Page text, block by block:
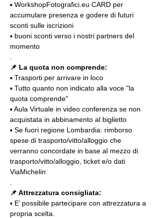
▪️ WorkshopFotografici.eu CARD per
accumulare presenza e godere di futuri
sconti sulle iscrizioni
▪️ buoni sconti verso i nostri partners del
momento
📌 La quota non comprende:
▪️ Trasporti per arrivare in loco
▪️ Tutto quanto non indicato alla voce "la
quota comprende"
▪️ Aula Virtuale in video conferenza se non
acquistata in abbinamento al biglietto
▪️ Se fuori regione Lombardia: rimborso
spese di trasporto/vitto/alloggio che
verranno concordate in base al mezzo di
trasporto/vitto/alloggio, ticket e/o dati
ViaMichelin
📌 Attrezzatura consigliata:
▪️ E’ possibile partecipare con attrezzatura a
propria scelta.